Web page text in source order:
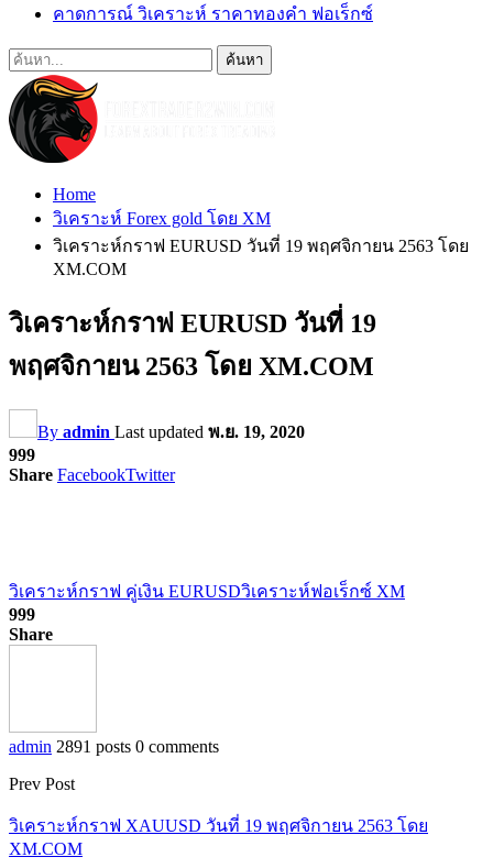
คาดการณ์ วิเคราะห์ ราคาทองคำ ฟอเร็กซ์
Home
วิเคราะห์ Forex gold โดย XM
วิเคราะห์กราฟ EURUSD วันที่ 19 พฤศจิกายน 2563 โดย
XM.COM
วิเคราะห์กราฟ EURUSD วันที่ 19
พฤศจิกายน 2563 โดย XM.COM
By admin Last updated พ.ย. 19, 2020
999
Share FacebookTwitter
วิเคราะห์กราฟ คู่เงิน EURUSDวิเคราะห์ฟอเร็กซ์ XM
999
Share
admin 2891 posts 0 comments
Prev Post
วิเคราะห์กราฟ XAUUSD วันที่ 19 พฤศจิกายน 2563 โดย
XM.COM